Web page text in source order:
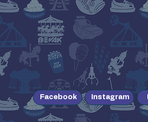
Facebook Instagram